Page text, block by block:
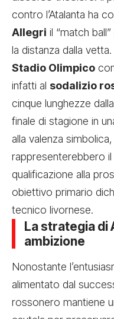
contro l’Atalanta ha
Allegri il “match
la distanza dalla
Stadio Olimpico
infatti al sodalizio
cinque lunghezze
finale di stagione in
alla valenza
rappresenterebbero il
qualificazione alla
obiettivo primario
tecnico livornese.
La strategia di
ambizione
Nonostante
alimentato dal
rossonero mantiene